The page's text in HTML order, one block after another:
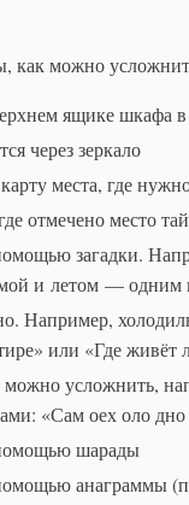
как можно
ящике шкафа в
через зеркало
места, где
отмечено место
загадки.
и летом — одним
Например,
или «Где живёт
усложнить,
«Сам оех оло дно
шарады
анаграммы